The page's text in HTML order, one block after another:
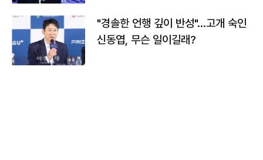
"경솔한 언행 깊이 반성"…고개 숙인
신동엽, 무슨 일이길래?